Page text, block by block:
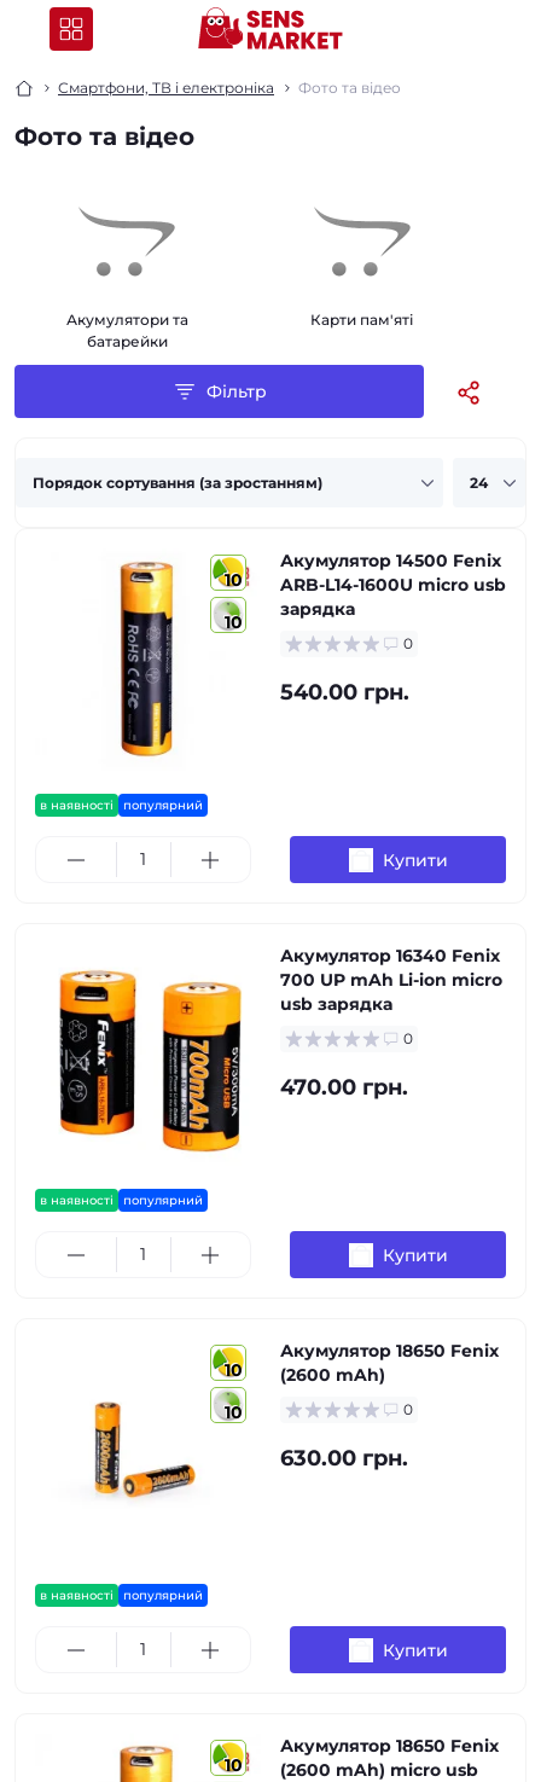
Смартфони, ТВ і електроніка Фото та відео
Фото та відео
Акумулятори та
батарейки
Карти пам'яті
Фільтр
10
10
в наявності популярний
Акумулятор 14500 Fenix
ARB-L14-1600U micro usb
зарядка
0
540.00 грн.
Купити
в наявності популярний
Акумулятор 16340 Fenix
700 UP mAh Li-ion micro
usb зарядка
0
470.00 грн.
Купити
10
10
в наявності популярний
Акумулятор 18650 Fenix
(2600 mAh)
0
630.00 грн.
Купити
10
Акумулятор 18650 Fenix
(2600 mAh) micro usb